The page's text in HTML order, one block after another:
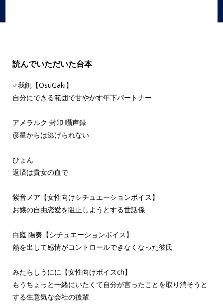
読んでいただいた台本
♂我飢【OsuGaki】
自分にできる範囲で甘やかす年下パートナー
アメラルク 封印 囁声録
彦星からは逃げられない
ひょん
返済は貴女の血で
紫音メア【女性向けシチュエーションボイス】
お嬢の自由恋愛を阻止しようとする世話係
白庭 陽奏【シチュエーションボイス】
熱を出して感情がコントロールできなくなった彼氏
みたらしうにに【女性向けボイスch】
もうちょっと一緒にいたくて自分が言ったことを取り消そうと
する生意気な会社の後輩